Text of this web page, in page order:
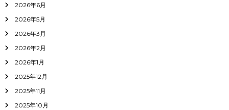
2026年6月
2026年5月
2026年3月
2026年2月
2026年1月
2025年12月
2025年11月
2025年10月